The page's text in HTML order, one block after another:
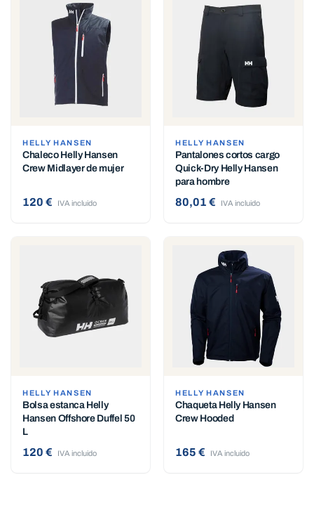
HELLY HANSEN
Chaleco Helly Hansen
Crew Midlayer de mujer
120 € IVA incluido
HELLY HANSEN
Pantalones cortos cargo
Quick-Dry Helly Hansen
para hombre
80,01 € IVA incluido
HELLY HANSEN
Bolsa estanca Helly
Hansen Offshore Duffel 50
L
120 € IVA incluido
HELLY HANSEN
Chaqueta Helly Hansen
Crew Hooded
165 € IVA incluido